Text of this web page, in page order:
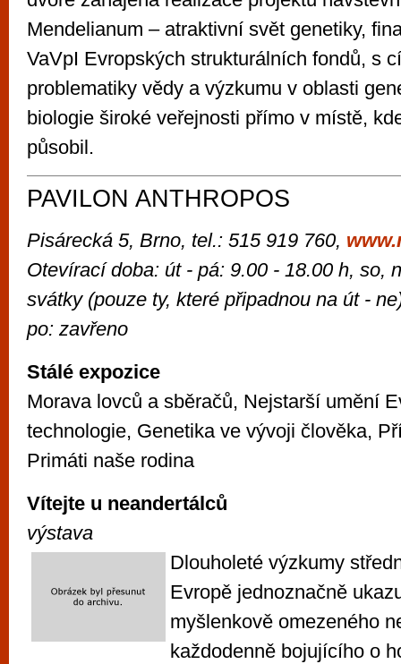
Mendelianum – atraktivní svět genetiky,
VaVpI Evropských strukturálních fondů, s
problematiky vědy a výzkumu v oblasti
biologie široké veřejnosti přímo v místě,
působil.
PAVILON ANTHROPOS
Pisárecká 5, Brno, tel.: 515 919 760,
Otevírací doba: út - pá: 9.00 - 18.00 h, so,
svátky (pouze ty, které připadnou na út -
po: zavřeno
Stálé expozice
Morava lovců a sběračů, Nejstarší umění
technologie, Genetika ve vývoji člověka,
Primáti naše rodina
Vítejte u neandertálců
výstava
Dlouholeté výzkumy
Evropě jednoznačně
myšlenkově omezeného
každodenně bojujícího o